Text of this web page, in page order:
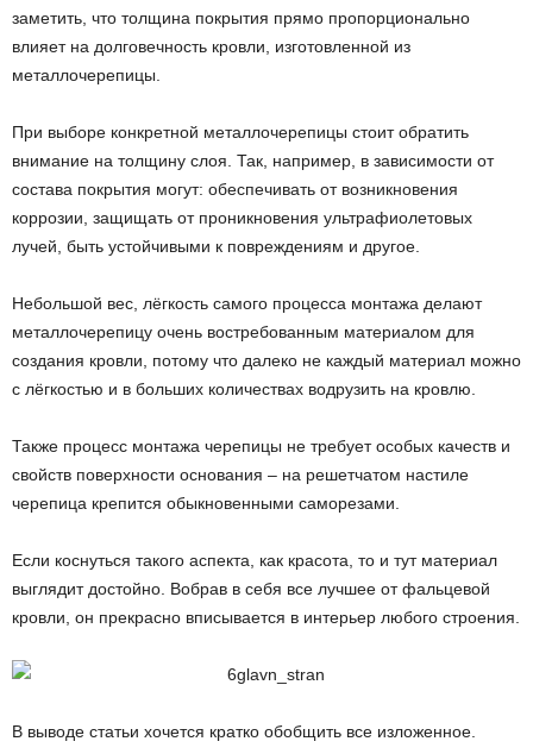
заметить, что толщина покрытия прямо пропорционально
влияет на долговечность кровли, изготовленной из
металлочерепицы.
При выборе конкретной металлочерепицы стоит обратить
внимание на толщину слоя. Так, например, в зависимости от
состава покрытия могут: обеспечивать от возникновения
коррозии, защищать от проникновения ультрафиолетовых
лучей, быть устойчивыми к повреждениям и другое.
Небольшой вес, лёгкость самого процесса монтажа делают
металлочерепицу очень востребованным материалом для
создания кровли, потому что далеко не каждый материал можно
с лёгкостью и в больших количествах водрузить на кровлю.
Также процесс монтажа черепицы не требует особых качеств и
свойств поверхности основания – на решетчатом настиле
черепица крепится обыкновенными саморезами.
Если коснуться такого аспекта, как красота, то и тут материал
выглядит достойно. Вобрав в себя все лучшее от фальцевой
кровли, он прекрасно вписывается в интерьер любого строения.
В выводе статьи хочется кратко обобщить все изложенное.